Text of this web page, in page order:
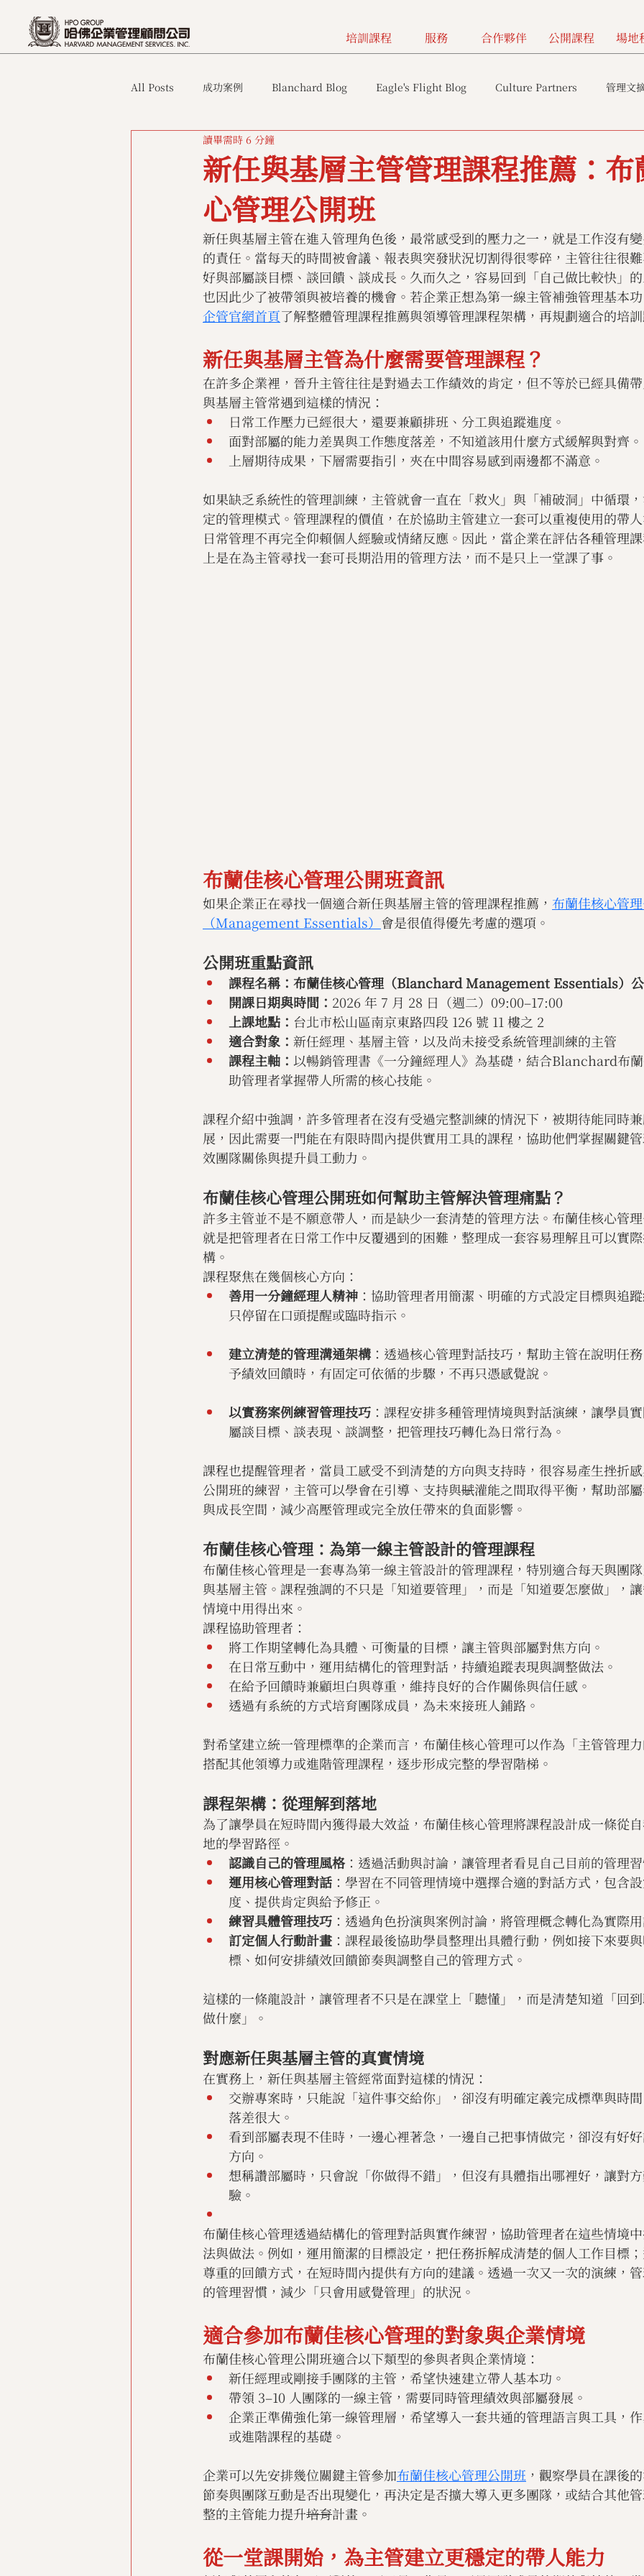
培訓課程 服務 合作夥伴 公開課程 場地
All Posts 成功案例 Blanchard Blog Eagle's Flight Blog Culture Partners 管理文
新任與基層主管管理課程推薦：布
心管理公開班
讀畢需時 6 分鐘
新任與基層主管在進入管理角色後，最常感受到的壓力之一，就是工作沒有
的責任。當每天的時間被會議、報表與突發狀況切割得很零碎，主管往往很
好與部屬談目標、談回饋、談成長。久而久之，容易回到「自己做比較快」
也因此少了被帶領與被培養的機會。若企業正想為第一線主管補強管理基本
企管官網首頁了解整體管理課程推薦與領導管理課程架構，再規劃適合的培
新任與基層主管為什麼需要管理課程？
在許多企業裡，晉升主管往往是對過去工作績效的肯定，但不等於已經具備
與基層主管常遇到這樣的情況：
日常工作壓力已經很大，還要兼顧排班、分工與追蹤進度。
面對部屬的能力差異與工作態度落差，不知道該用什麼方式緩解與對齊。
上層期待成果，下層需要指引，夾在中間容易感到兩邊都不滿意。
如果缺乏系統性的管理訓練，主管就會一直在「救火」與「補破洞」中循環
定的管理模式。管理課程的價值，在於協助主管建立一套可以重複使用的帶
日常管理不再完全仰賴個人經驗或情緒反應。因此，當企業在評估各種管理
上是在為主管尋找一套可長期沿用的管理方法，而不是只上一堂課了事。
布蘭佳核心管理公開班資訊
如果企業正在尋找一個適合新任與基層主管的管理課程推薦， 布蘭佳核心管
（Management Essentials） 會是很值得優先考慮的選項。
公開班重點資訊
課程名稱：布蘭佳核心管理（Blanchard Management Essentials）
開課日期與時間： 2026 年 7 月 28 日（週二）09:00–17:00
上課地點： 台北市松山區南京東路四段 126 號 11 樓之 2
適合對象： 新任經理、基層主管，以及尚未接受系統管理訓練的主管
課程主軸： 以暢銷管理書《一分鐘經理人》為基礎，結合Blanchard布
助管理者掌握帶人所需的核心技能。
課程介紹中強調，許多管理者在沒有受過完整訓練的情況下，被期待能同時
展，因此需要一門能在有限時間內提供實用工具的課程，協助他們掌握關鍵
效團隊關係與提升員工動力。
布蘭佳核心管理公開班如何幫助主管解決管理痛點？
許多主管並不是不願意帶人，而是缺少一套清楚的管理方法。布蘭佳核心管
就是把管理者在日常工作中反覆遇到的困難，整理成一套容易理解且可以實
構。
課程聚焦在幾個核心方向：
善用一分鐘經理人精神 ：協助管理者用簡潔、明確的方式設定目標與追
只停留在口頭提醒或臨時指示。
建立清楚的管理溝通架構：透過核心管理對話技巧，幫助主管在說明任
予績效回饋時，有固定可依循的步驟，不再只憑感覺說。
以實務案例練習管理技巧 ：課程安排多種管理情境與對話演練，讓學員
屬談目標、談表現、談調整，把管理技巧轉化為日常行為。
課程也提醒管理者，當員工感受不到清楚的方向與支持時，很容易產生挫折
公開班的練習，主管可以學會在引導、支持與賦灌能之間取得平衡，幫助部
與成長空間，減少高壓管理或完全放任帶來的負面影響。
布蘭佳核心管理：為第一線主管設計的管理課程
布蘭佳核心管理是一套專為第一線主管設計的管理課程，特別適合每天與團
與基層主管。課程強調的不只是「知道要管理」，而是「知道要怎麼做」，
情境中用得出來。
課程協助管理者：
將工作期望轉化為具體、可衡量的目標，讓主管與部屬對焦方向。
在日常互動中，運用結構化的管理對話，持續追蹤表現與調整做法。
在給予回饋時兼顧坦白與尊重，維持良好的合作關係與信任感。
透過有系統的方式培育團隊成員，為未來接班人鋪路。
對希望建立統一管理標準的企業而言，布蘭佳核心管理可以作為「主管管理
搭配其他領導力或進階管理課程，逐步形成完整的學習階梯。
課程架構：從理解到落地
為了讓學員在短時間內獲得最大效益，布蘭佳核心管理將課程設計成一條從
地的學習路徑。
認識自己的管理風格：透過活動與討論，讓管理者看見自己目前的管理
運用核心管理對話 ：學習在不同管理情境中選擇合適的對話方式，包含
度、提供肯定與給予修正。
練習具體管理技巧 ：透過角色扮演與案例討論，將管理概念轉化為實際
訂定個人行動計畫 ：課程最後協助學員整理出具體行動，例如接下來要
標、如何安排績效回饋節奏與調整自己的管理方式。
這樣的一條龍設計，讓管理者不只是在課堂上「聽懂」，而是清楚知道「回
做什麼」。
對應新任與基層主管的真實情境
在實務上，新任與基層主管經常面對這樣的情況：
交辦專案時，只能說「這件事交給你」，卻沒有明確定義完成標準與時
落差很大。
看到部屬表現不佳時，一邊心裡著急，一邊自己把事情做完，卻沒有好
方向。
想稱讚部屬時，只會說「你做得不錯」，但沒有具體指出哪裡好，讓對
驗。
布蘭佳核心管理透過結構化的管理對話與實作練習，協助管理者在這些情境
法與做法。例如，運用簡潔的目標設定，把任務拆解成清楚的個人工作目標
尊重的回饋方式，在短時間內提供有方向的建議。透過一次又一次的演練，
的管理習慣，減少「只會用感覺管理」的狀況。
適合參加布蘭佳核心管理的對象與企業情境
布蘭佳核心管理公開班適合以下類型的參與者與企業情境：
新任經理或剛接手團隊的主管，希望快速建立帶人基本功。
帶領 3–10 人團隊的一線主管，需要同時管理績效與部屬發展。
企業正準備強化第一線管理層，希望導入一套共通的管理語言與工具，
或進階課程的基礎。
企業可以先安排幾位關鍵主管參加布蘭佳核心管理公開班 ，觀察學員在課後
節奏與團隊互動是否出現變化，再決定是否擴大導入更多團隊，或結合其他
整的主管能力提升培育計畫。
從一堂課開始，為主管建立更穩定的帶人能力